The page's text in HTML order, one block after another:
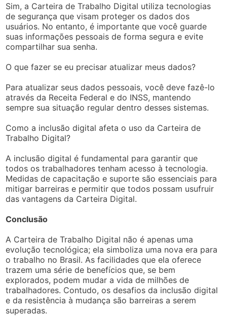
Sim, a Carteira de Trabalho Digital utiliza tecnologias
de segurança que visam proteger os dados dos
usuários. No entanto, é importante que você guarde
suas informações pessoais de forma segura e evite
compartilhar sua senha.
O que fazer se eu precisar atualizar meus dados?
Para atualizar seus dados pessoais, você deve fazê-lo
através da Receita Federal e do INSS, mantendo
sempre sua situação regular dentro desses sistemas.
Como a inclusão digital afeta o uso da Carteira de
Trabalho Digital?
A inclusão digital é fundamental para garantir que
todos os trabalhadores tenham acesso à tecnologia.
Medidas de capacitação e suporte são essenciais para
mitigar barreiras e permitir que todos possam usufruir
das vantagens da Carteira Digital.
Conclusão
A Carteira de Trabalho Digital não é apenas uma
evolução tecnológica; ela simboliza uma nova era para
o trabalho no Brasil. As facilidades que ela oferece
trazem uma série de benefícios que, se bem
explorados, podem mudar a vida de milhões de
trabalhadores. Contudo, os desafios da inclusão digital
e da resistência à mudança são barreiras a serem
superadas.